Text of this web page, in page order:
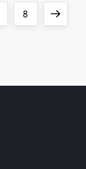
Page
8
Next